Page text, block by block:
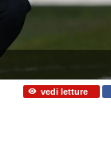
vedi letture